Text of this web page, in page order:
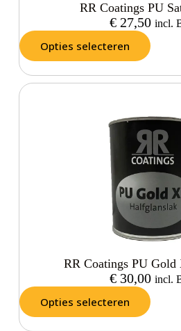
RR Coatings PU
€27,50 incl.
Opties selecteren
RR Coatings PU
€30,00 incl.
Opties selecteren